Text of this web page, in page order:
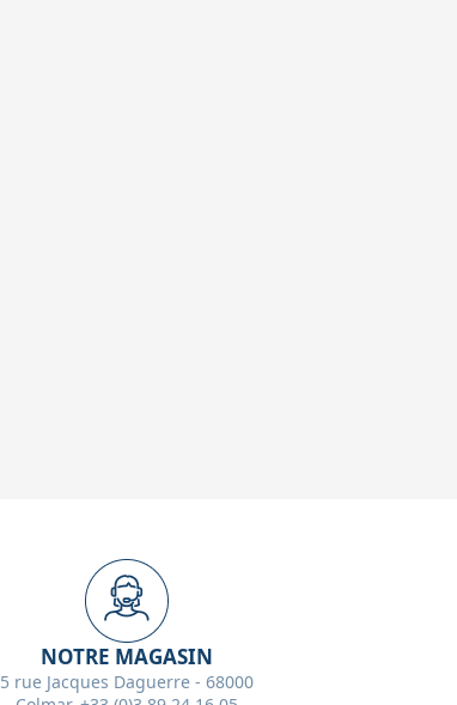
NOTRE MAGASIN
5 rue Jacques Daguerre - 68000